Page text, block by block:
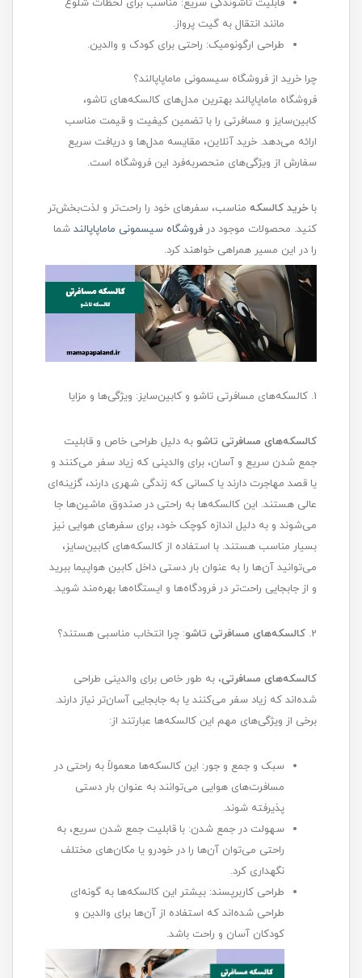
قابلیت تاشوندگی سریع: مناسب برای لحظات شلوغ
مانند انتقال به گیت پرواز.
طراحی ارگونومیک: راحتی برای کودک و والدین.
چرا خرید از فروشگاه سیسمونی ماماپاپالند؟
فروشگاه ماماپاپالند بهترین مدل‌های کالسکه‌های تاشو،
کابین‌سایز و مسافرتی را با تضمین کیفیت و قیمت مناسب
ارائه می‌دهد. خرید آنلاین، مقایسه مدل‌ها و دریافت سریع
سفارش از ویژگی‌های منحصربه‌فرد این فروشگاه است.
با خرید کالسکه مناسب، سفرهای خود را راحت‌تر و لذت‌بخش‌تر
کنید. محصولات موجود در فروشگاه سیسمونی ماماپاپالند شما
را در این مسیر همراهی خواهند کرد.
1. کالسکه‌های مسافرتی تاشو و کابین‌سایز: ویژگی‌ها و مزایا
کالسکه‌های مسافرتی تاشو به دلیل طراحی خاص و قابلیت
جمع شدن سریع و آسان، برای والدینی که زیاد سفر می‌کنند و
یا قصد مهاجرت دارند یا کسانی که زندگی شهری دارند، گزینه‌ای
عالی هستند. این کالسکه‌ها به راحتی در صندوق ماشین‌ها جا
می‌شوند و به دلیل اندازه کوچک خود، برای سفرهای هوایی نیز
بسیار مناسب هستند. با استفاده از کالسکه‌های کابین‌سایز،
می‌توانید آن‌ها را به عنوان بار دستی داخل کابین هواپیما ببرید
و از جابجایی راحت‌تر در فرودگاه‌ها و ایستگاه‌ها بهره‌مند شوید.
2. کالسکه‌های مسافرتی تاشو: چرا انتخاب مناسبی هستند؟
کالسکه‌های مسافرتی، به طور خاص برای والدینی طراحی
شده‌اند که زیاد سفر می‌کنند یا به جابجایی آسان‌تر نیاز دارند.
برخی از ویژگی‌های مهم این کالسکه‌ها عبارتند از:
سبک و جمع و جور: این کالسکه‌ها معمولاً به راحتی در
مسافرت‌های هوایی می‌توانند به عنوان بار دستی
پذیرفته شوند.
سهولت در جمع شدن: با قابلیت جمع شدن سریع، به
راحتی می‌توان آن‌ها را در خودرو یا مکان‌های مختلف
نگهداری کرد.
طراحی کاربرپسند: بیشتر این کالسکه‌ها به گونه‌ای
طراحی شده‌اند که استفاده از آن‌ها برای والدین و
کودکان آسان و راحت باشد.